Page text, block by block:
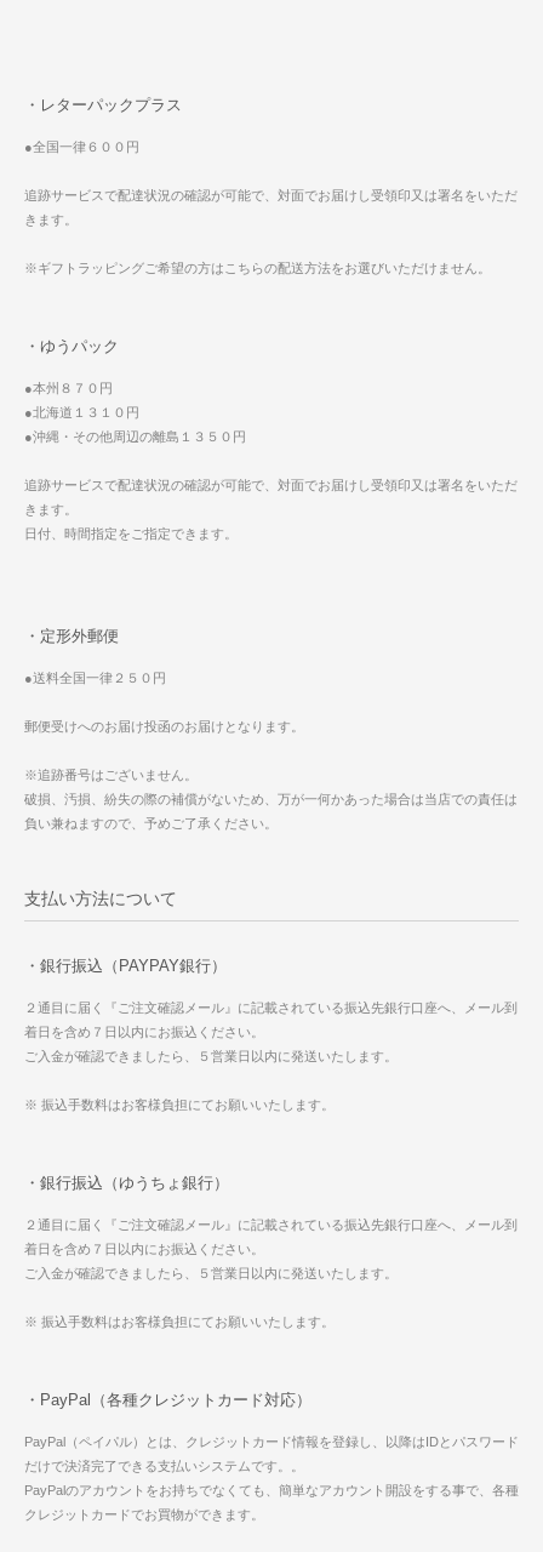
・レターパックプラス
●全国一律６００円
追跡サービスで配達状況の確認が可能で、対面でお届けし受領印又は署名をいただ
きます。
※ギフトラッピングご希望の方はこちらの配送方法をお選びいただけません。
・ゆうパック
●本州８７０円
●北海道１３１０円
●沖縄・その他周辺の離島１３５０円
追跡サービスで配達状況の確認が可能で、対面でお届けし受領印又は署名をいただ
きます。
日付、時間指定をご指定できます。
・定形外郵便
●送料全国一律２５０円
郵便受けへのお届け投函のお届けとなります。
※追跡番号はございません。
破損、汚損、紛失の際の補償がないため、万が一何かあった場合は当店での責任は
負い兼ねますので、予めご了承ください。
支払い方法について
・銀行振込（PAYPAY銀行）
２通目に届く『ご注文確認メール』に記載されている振込先銀行口座へ、メール到
着日を含め７日以内にお振込ください。
ご入金が確認できましたら、５営業日以内に発送いたします。
※ 振込手数料はお客様負担にてお願いいたします。
・銀行振込（ゆうちょ銀行）
２通目に届く『ご注文確認メール』に記載されている振込先銀行口座へ、メール到
着日を含め７日以内にお振込ください。
ご入金が確認できましたら、５営業日以内に発送いたします。
※ 振込手数料はお客様負担にてお願いいたします。
・PayPal（各種クレジットカード対応）
PayPal（ペイパル）とは、クレジットカード情報を登録し、以降はIDとパスワード
だけで決済完了できる支払いシステムです。。
PayPalのアカウントをお持ちでなくても、簡単なアカウント開設をする事で、各種
クレジットカードでお買物ができます。